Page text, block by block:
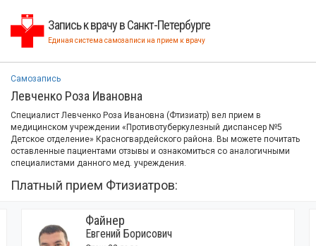
Запись к врачу в Санкт-Петербурге
Единая система самозаписи на прием к врачу
Самозапись
Левченко Роза Ивановна
Специалист Левченко Роза Ивановна (Фтизиатр) вел прием в
медицинском учреждении «Противотуберкулезный диспансер №5
Детское отделение» Красногвардейского района. Вы можете почитать
оставленные пациентами отзывы и ознакомиться со аналогичными
специалистами данного мед. учреждения.
Платный прием Фтизиатров:
Файнер
Евгений Борисович